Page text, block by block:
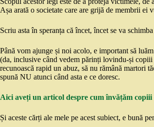
Așa arată o societate care are grijă de membrii ei
Scriu asta în speranța că încet, încet se va
Până vom ajunge și noi acolo, e important să
(da, inclusive când vedem părinți lovindu-și
recunoască rapid un abuz, să nu rămână martori
spună NU atunci când asta e ce doresc.
Aici aveți un articol despre cum învățăm copiii
Și aceste cărți ale mele pe acest subiect, e bună